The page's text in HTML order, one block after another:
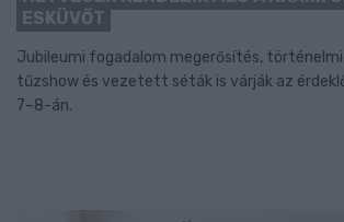
ESKÜVŐT
Jubileumi fogadalom megerősítés,
tűzshow és vezetett séták is várják az
7–8-án.